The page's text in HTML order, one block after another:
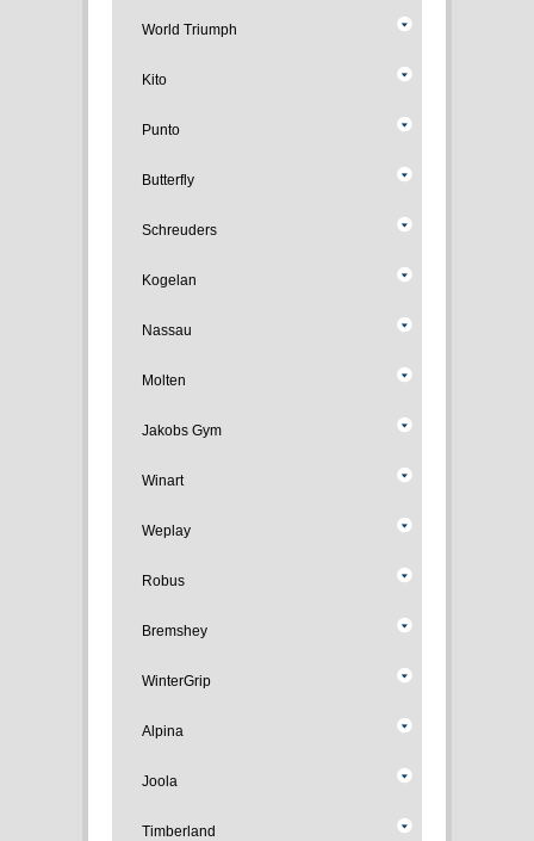
World Triumph
Kito
Punto
Butterfly
Schreuders
Kogelan
Nassau
Molten
Jakobs Gym
Winart
Weplay
Robus
Bremshey
WinterGrip
Alpina
Joola
Timberland